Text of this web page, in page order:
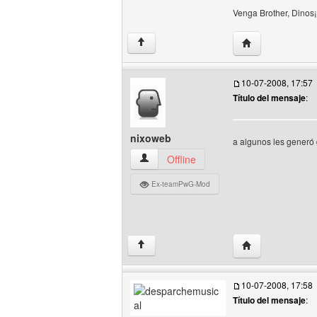
Venga Brother,
↑ Visitar sitio web
nixoweb
nixoweb Ver perfil del usuario
Offline
Ex-teamPwG-Mod
10-07-2008, 17:57
Título del mensaje:
a algunos les generó
↑ Visitar sitio web
10-07-2008, 17:58
Título del mensaje: